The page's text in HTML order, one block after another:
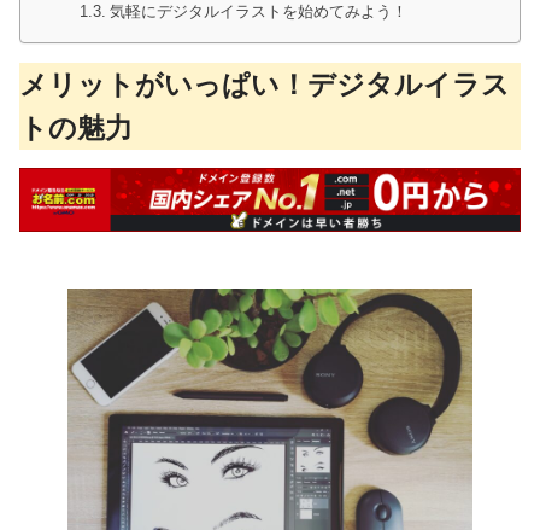
気軽にデジタルイラストを始めてみよう！
メリットがいっぱい！デジタルイラス
トの魅力